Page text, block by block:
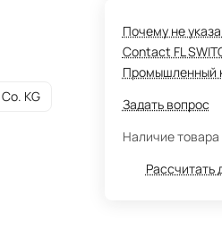
KG
Почему не
Contact FL
Промышленный
Задать вопрос
Наличие
Рассчитать